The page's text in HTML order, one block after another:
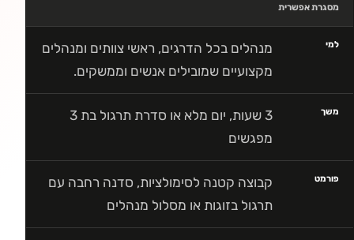
מסגרת אפשרית
למי
מנהלים בכל הדרגים, ראשי צוותים ומנהלים
מקצועיים שמובילים אנשים וממשקים.
משך
3 שעות, יום מלא או סדרת תרגול בת 3
מפגשים
פורמט
קבוצה קטנה לסימולציות, סדנה רחבה עם
תרגול בזוגות או מסלול מנהלים